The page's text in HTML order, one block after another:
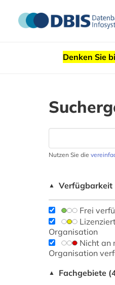
Denken Sie
Nutzen Sie die
▲ Verfügbarkeit
Frei
Organisation
Nicht an
Organisation
▲ Fachgebiete